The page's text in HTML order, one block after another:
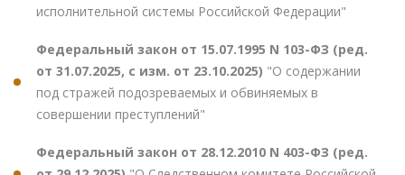
исполнительной системы Российской Федерации"
Федеральный закон от 15.07.1995 N 103-ФЗ (ред.
от 31.07.2025, с изм. от 23.10.2025) "О содержании
под стражей подозреваемых и обвиняемых в
совершении преступлений"
Федеральный закон от 28.12.2010 N 403-ФЗ (ред.